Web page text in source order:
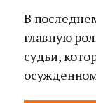
В
главную
судьи,